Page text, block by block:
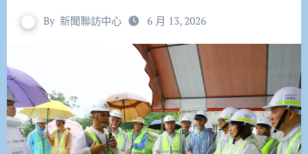
By 新聞聯訪中心 6 月 13, 2026